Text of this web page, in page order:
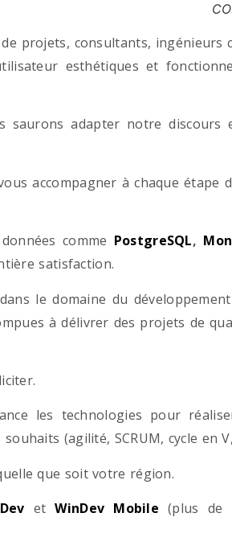
projets, consultants, ingénieurs
esthétiques et
saurons adapter notre discours
accompagner à chaque étape
comme PostgreSQL,
satisfaction.
le domaine du
à délivrer des projets de
les technologies pour
(agilité, SCRUM, cycle en
que soit votre région.
et WinDev Mobile (plus de